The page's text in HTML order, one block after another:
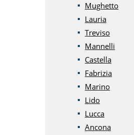
Mughetto
Lauria
Treviso
Mannelli
Castella
Fabrizia
Marino
Lido
Lucca
Ancona